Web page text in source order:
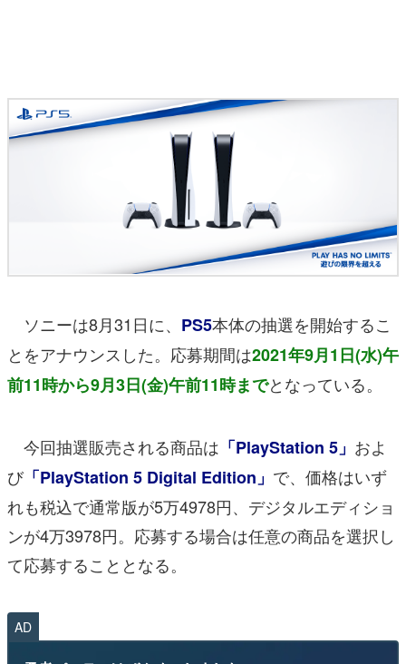
ソニーは8月31日に、 PS5本体の抽選を開始するこ
とをアナウンスした。応募期間は2021年9月1日(水)午
前11時から9月3日(金)午前11時までとなっている。
今回抽選販売される商品は 「PlayStation 5」 およ
び「PlayStation 5 Digital Edition」 で、価格はいず
れも税込で通常版が5万4978円、デジタルエディショ
ンが4万3978円。応募する場合は任意の商品を選択し
て応募することとなる。
AD